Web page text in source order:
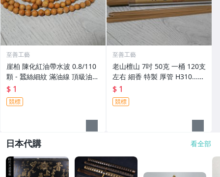
至善工藝
崖柏 陳化紅油帶水波 0.8/110
顆 - 蠶絲細紋 滿油線 頂級油性
香味宜人 H406
$ 1
競標
至善工藝
老山檀山 7吋 50克 一桶 120支
左右 細香 特製 厚管 H310...1
元起標
$ 1
競標
日本代購 看全部